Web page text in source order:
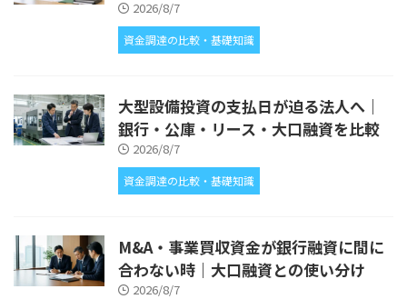
2026/8/7
資金調達の比較・基礎知識
大型設備投資の支払日が迫る法人へ｜
銀行・公庫・リース・大口融資を比較
2026/8/7
資金調達の比較・基礎知識
M&A・事業買収資金が銀行融資に間に
合わない時｜大口融資との使い分け
2026/8/7